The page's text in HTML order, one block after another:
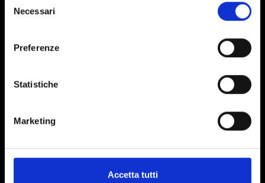
delNecessari
Preferenze
Statistiche
Marketing
Accetta tutti